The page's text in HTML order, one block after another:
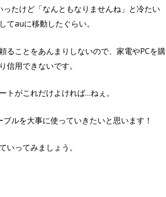
たけど「なんともなりませんね」と冷たい
auに移動したぐらい。
ることをあんまりしないので、家電やPCを購
用できないです。
トがこれだけよければ…ねぇ。
ルを大事に使っていきたいと思います！
ってみましょう。